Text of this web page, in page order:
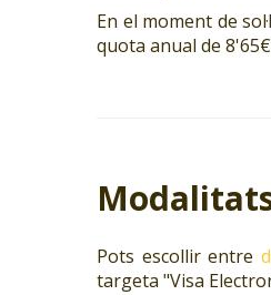
En el moment de
quota anual de
Pots escollir entre
targeta "Visa